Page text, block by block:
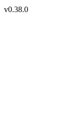
v0.38.0